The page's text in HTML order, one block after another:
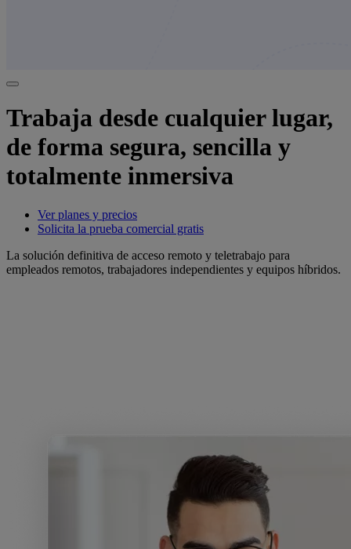
Trabaja desde cualquier lugar,
de forma segura, sencilla y
totalmente inmersiva
Ver planes y precios
Solicita la prueba comercial gratis
La solución definitiva de acceso remoto y teletrabajo para
empleados remotos, trabajadores independientes y equipos híbridos.